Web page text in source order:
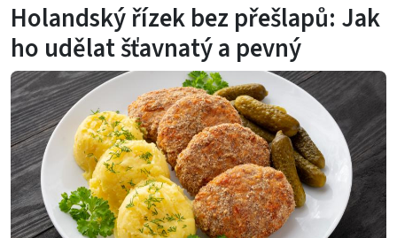
Holandský řízek bez přešlapů: Jak
ho udělat šťavnatý a pevný